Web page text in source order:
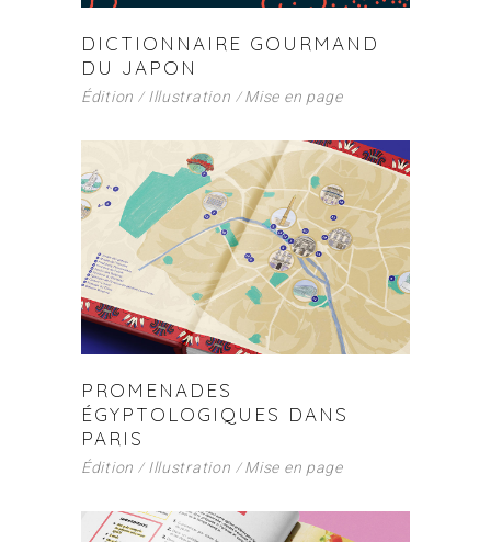
DICTIONNAIRE GOURMAND
DU JAPON
Édition Illustration Mise en page
PROMENADES
ÉGYPTOLOGIQUES DANS
PARIS
Édition Illustration Mise en page